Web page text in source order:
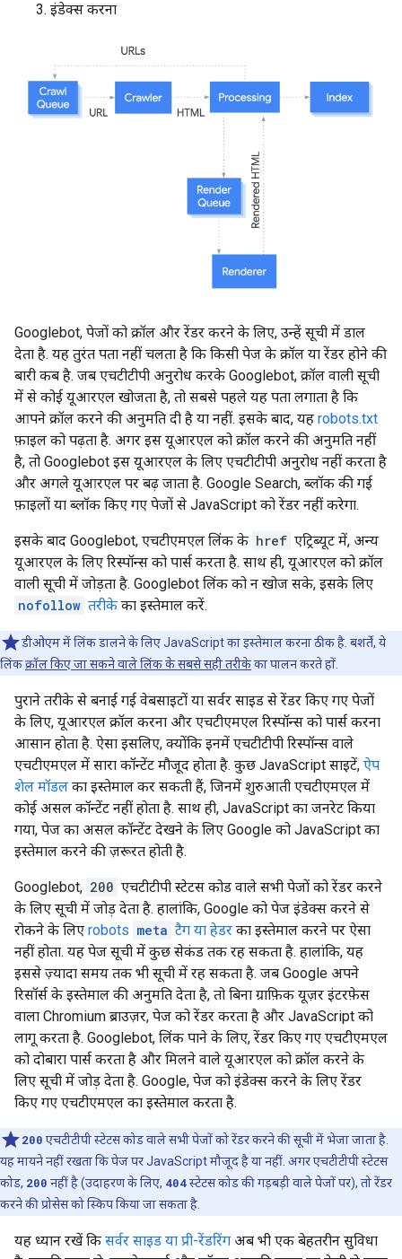
इंडेक्स करना
Googlebot, पेजों को क्रॉल और रेंडर करने के लिए, उन्हें सूची में डाल
देता है. यह तुरंत पता नहीं चलता है कि किसी पेज के क्रॉल या रेंडर होने की
बारी कब है. जब एचटीटीपी अनुरोध करके Googlebot, क्रॉल वाली सूची
में से कोई यूआरएल खोजता है, तो सबसे पहले यह पता लगाता है कि
आपने क्रॉल करने की अनुमति दी है या नहीं. इसके बाद, यह robots.txt
फ़ाइल को पढ़ता है. अगर इस यूआरएल को क्रॉल करने की अनुमति नहीं
है, तो Googlebot इस यूआरएल के लिए एचटीटीपी अनुरोध नहीं करता है
और अगले यूआरएल पर बढ़ जाता है. Google Search, ब्लॉक की गई
फ़ाइलों या ब्लॉक किए गए पेजों से JavaScript को रेंडर नहीं करेगा.
इसके बाद Googlebot, एचटीएमएल लिंक के href एट्रिब्यूट में, अन्य
यूआरएल के लिए रिस्पॉन्स को पार्स करता है. साथ ही, यूआरएल को क्रॉल
वाली सूची में जोड़ता है. Googlebot लिंक को न खोज सके, इसके लिए
nofollow तरीके का इस्तेमाल करें.
डीओएम में लिंक डालने के लिए JavaScript का इस्तेमाल करना ठीक है. बशर्ते, ये
लिंकक्रॉल किए जा सकने वाले लिंक के सबसे सही तरीकेका पालन करते हों.
पुराने तरीके से बनाई गई वेबसाइटों या सर्वर साइड से रेंडर किए गए पेजों
के लिए, यूआरएल क्रॉल करना और एचटीएमएल रिस्पॉन्स को पार्स करना
आसान होता है. ऐसा इसलिए, क्योंकि इनमें एचटीटीपी रिस्पॉन्स वाले
एचटीएमएल में सारा कॉन्टेंट मौजूद होता है. कुछ JavaScript साइटें, ऐप
शेल मॉडल का इस्तेमाल कर सकती हैं, जिनमें शुरुआती एचटीएमएल में
कोई असल कॉन्टेंट नहीं होता है. साथ ही, JavaScript का जनरेट किया
गया, पेज का असल कॉन्टेंट देखने के लिए Google को JavaScript का
इस्तेमाल करने की ज़रूरत होती है.
Googlebot, 200 एचटीटीपी स्टेटस कोड वाले सभी पेजों को रेंडर करने
के लिए सूची में जोड़ देता है. हालांकि, Google को पेज इंडेक्स करने से
रोकने के लिए robots meta टैग या हेडर का इस्तेमाल करने पर ऐसा
नहीं होता. यह पेज सूची में कुछ सेकंड तक रह सकता है. हालांकि, यह
इससे ज़्यादा समय तक भी सूची में रह सकता है. जब Google अपने
रिसॉर्स के इस्तेमाल की अनुमति देता है, तो बिना ग्राफ़िक यूज़र इंटरफ़ेस
वाला Chromium ब्राउज़र, पेज को रेंडर करता है और JavaScript को
लागू करता है. Googlebot, लिंक पाने के लिए, रेंडर किए गए एचटीएमएल
को दोबारा पार्स करता है और मिलने वाले यूआरएल को क्रॉल करने के
लिए सूची में जोड़ देता है. Google, पेज को इंडेक्स करने के लिए रेंडर
किए गए एचटीएमएल का इस्तेमाल करता है.
200 एचटीटीपी स्टेटस कोड वाले सभी पेजों को रेंडर करने की सूची में भेजा जाता है.
यह मायने नहीं रखता कि पेज पर JavaScript मौजूद है या नहीं. अगर एचटीटीपी स्टेटस
कोड, 200 नहीं है (उदाहरण के लिए, 404स्टेटस कोड की गड़बड़ी वाले पेजों पर), तो रेंडर
करने की प्रोसेस को स्किप किया जा सकता है.
यह ध्यान रखें कि सर्वर साइड या प्री-रेंडरिंग अब भी एक बेहतरीन सुविधा